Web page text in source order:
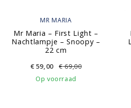
MR MARIA
Mr Maria – First Light –
Nachtlampje – Snoopy –
22 cm
€ 59,00 €69,00
Op voorraad